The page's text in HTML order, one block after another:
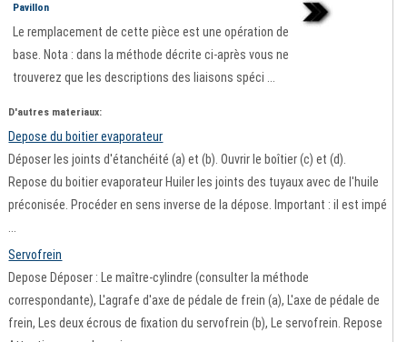
Pavillon
Le remplacement de cette pièce est une opération de
base. Nota : dans la méthode décrite ci-après vous ne
trouverez que les descriptions des liaisons spéci ...
D'autres materiaux:
Depose du boitier evaporateur
Déposer les joints d'étanchéité (a) et (b). Ouvrir le boîtier (c) et (d).
Repose du boitier evaporateur Huiler les joints des tuyaux avec de l'huile
préconisée. Procéder en sens inverse de la dépose. Important : il est impé
...
Servofrein
Depose Déposer : Le maître-cylindre (consulter la méthode
correspondante), L'agrafe d'axe de pédale de frein (a), L'axe de pédale de
frein, Les deux écrous de fixation du servofrein (b), Le servofrein. Repose